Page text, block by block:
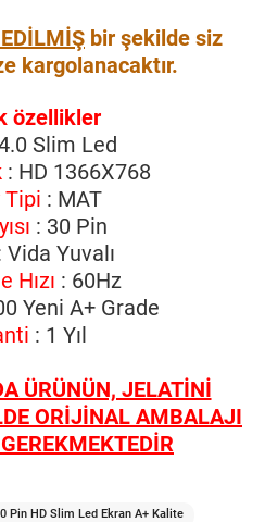
bir şekilde siz
kargolanacaktır.
özellikler
Slim Led
: HD 1366X768
Tipi : MAT
: 30 Pin
Vida Yuvalı
Hızı : 60Hz
Yeni A+ Grade
: 1 Yıl
ÜRÜNÜN, JELATİNİ
ORİJİNAL AMBALAJI
Pin HD Slim Led Ekran A+ Kalite